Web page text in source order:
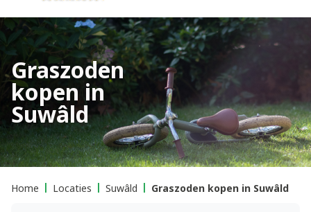
Graszoden
kopen in
Suwâld
Home Locaties Suwâld Graszoden kopen in Suwâld